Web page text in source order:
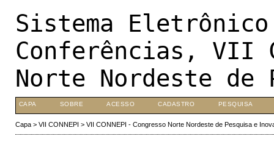
Sistema
Conferências, VII
Norte Nordeste de
CAPA SOBRE ACESSO CADASTRO PESQUISA
Capa> VII CONNEPI > VII CONNEPI - Congresso Norte Nordeste de Pesquisa e